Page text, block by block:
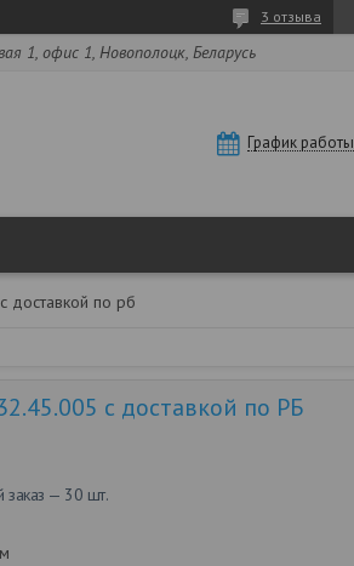
3 отзыва
1, офис 1, Новополоцк, Беларусь
График работы
доставкой по рб
с доставкой по РБ
заказ — 30 шт.